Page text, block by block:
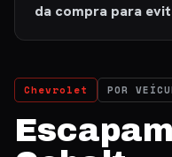
da compra para
Chevrolet POR